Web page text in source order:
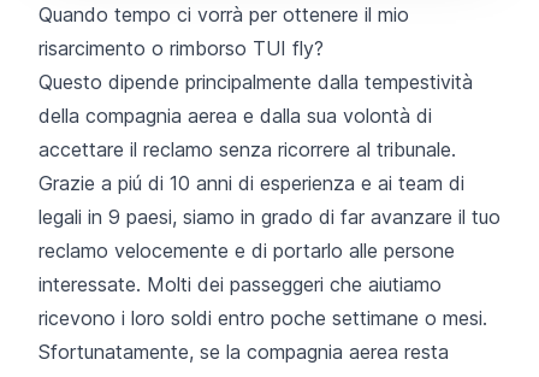
Quando tempo ci vorrà per ottenere il mio
risarcimento o rimborso TUI fly?
Questo dipende principalmente dalla tempestività
della compagnia aerea e dalla sua volontà di
accettare il reclamo senza ricorrere al tribunale.
Grazie a piú di 10 anni di esperienza e ai team di
legali in 9 paesi, siamo in grado di far avanzare il tuo
reclamo velocemente e di portarlo alle persone
interessate. Molti dei passeggeri che aiutiamo
ricevono i loro soldi entro poche settimane o mesi.
Sfortunatamente, se la compagnia aerea resta